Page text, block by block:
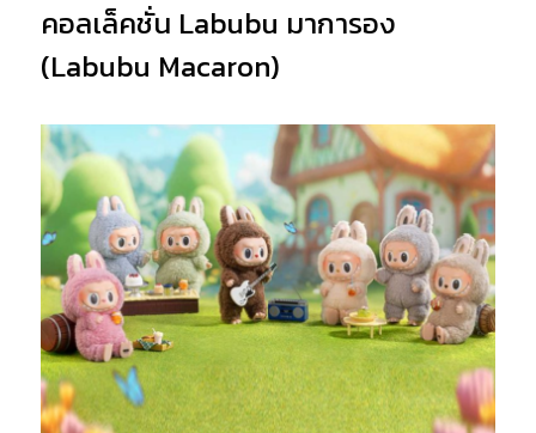
คอลเล็คชั่น Labubu มาการอง
(Labubu Macaron)